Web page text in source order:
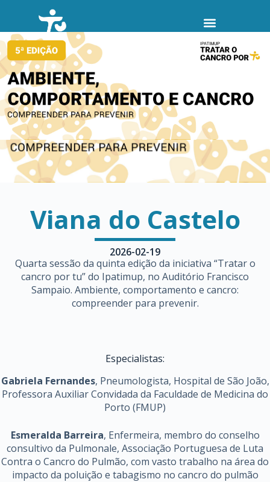
l
a
p
a
r
a
o
c
o
n
t
e
ú
d
Viana do Castelo
2026-02-19
Quarta sessão da quinta edição da iniciativa “Tratar o
cancro por tu” do Ipatimup, no Auditório Francisco
Sampaio. Ambiente, comportamento e cancro:
compreender para prevenir.
Especialistas:
Gabriela Fernandes, Pneumologista, Hospital de São João,
Professora Auxiliar Convidada da Faculdade de Medicina do
Porto (FMUP)
Esmeralda Barreira, Enfermeira, membro do conselho
consultivo da Pulmonale, Associação Portuguesa de Luta
Contra o Cancro do Pulmão, com vasto trabalho na área do
impacto da poluição e tabagismo no cancro do pulmão